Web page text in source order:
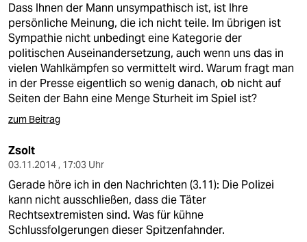
Dass Ihnen der Mann unsympathisch ist, ist Ihre
persönliche Meinung, die ich nicht teile. Im übrigen ist
Sympathie nicht unbedingt eine Kategorie der
politischen Auseinandersetzung, auch wenn uns das in
vielen Wahlkämpfen so vermittelt wird. Warum fragt man
in der Presse eigentlich so wenig danach, ob nicht auf
Seiten der Bahn eine Menge Sturheit im Spiel ist?
zum Beitrag
Zsolt
03.11.2014 , 17:03 Uhr
Gerade höre ich in den Nachrichten (3.11): Die Polizei
kann nicht ausschließen, dass die Täter
Rechtsextremisten sind. Was für kühne
Schlussfolgerungen dieser Spitzenfahnder.